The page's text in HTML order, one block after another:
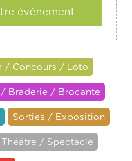
événement
/ Concours / Loto
/ Braderie / Brocante
Sorties / Exposition
Théâtre / Spectacle